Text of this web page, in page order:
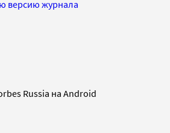
версию журнала
Russia на Android